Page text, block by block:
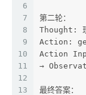
6
7
8
9
10
11
12
13
第二轮：
Thought: 现
Action:
Action
→
最终答案：